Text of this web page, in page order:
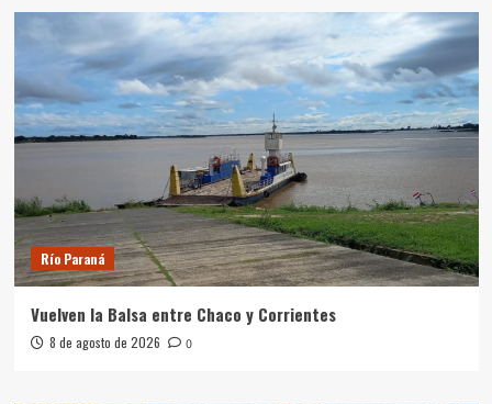
Río Paraná
Vuelven la Balsa entre Chaco y Corrientes
8 de agosto de 2026 0